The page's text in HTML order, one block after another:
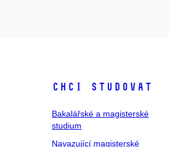
Chci studovat
Bakalářské a magisterské
studium
Navazující magisterské